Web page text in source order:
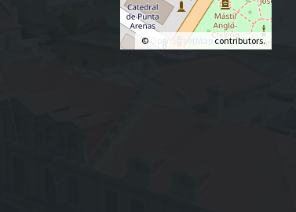
© OpenStreetMapcontributors.